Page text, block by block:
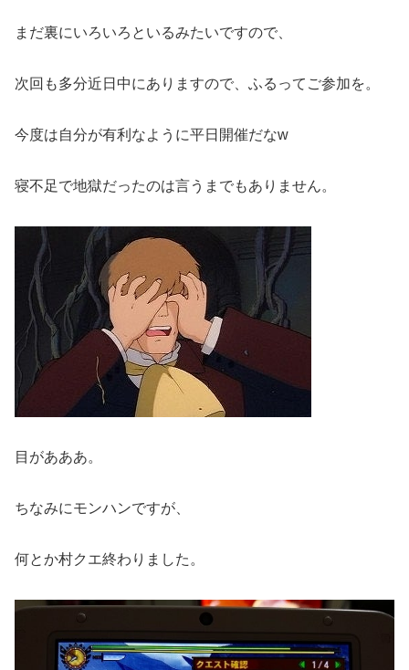
まだ裏にいろいろといるみたいですので、
次回も多分近日中にありますので、ふるってご参加を。
今度は自分が有利なように平日開催だなw
寝不足で地獄だったのは言うまでもありません。
目があああ。
ちなみにモンハンですが、
何とか村クエ終わりました。